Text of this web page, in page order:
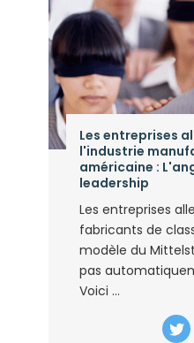
Les entreprises
l'industrie
américaine :
leadership
Les entreprises
fabricants de
modèle du
pas
Voici ...